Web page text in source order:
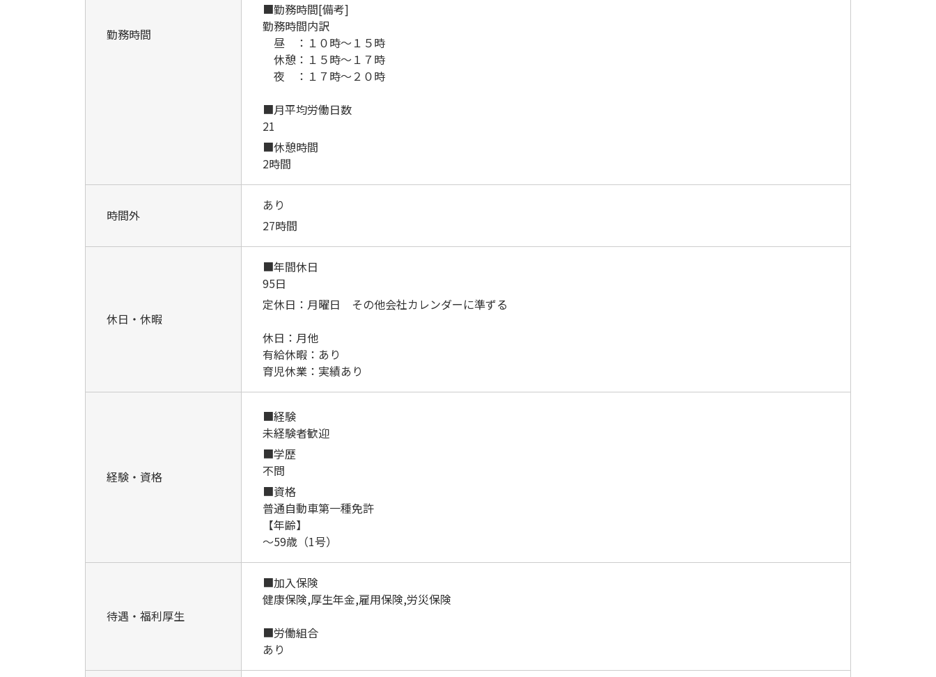
勤務時間
■勤務時間[備考]
勤務時間内訳
昼 ：１０時～１５時
休憩：１５時～１７時
夜 ：１７時～２０時
■月平均労働日数
21
■休憩時間
2時間
時間外
あり
27時間
休日・休暇
■年間休日
95日
定休日：月曜日 その他会社カレンダーに準ずる
休日：月他
有給休暇：あり
育児休業：実績あり
経験・資格
■経験
未経験者歓迎
■学歴
不問
■資格
普通自動車第一種免許
【年齢】
～59歳（1号）
待遇・福利厚生
■加入保険
健康保険,厚生年金,雇用保険,労災保険
■労働組合
あり